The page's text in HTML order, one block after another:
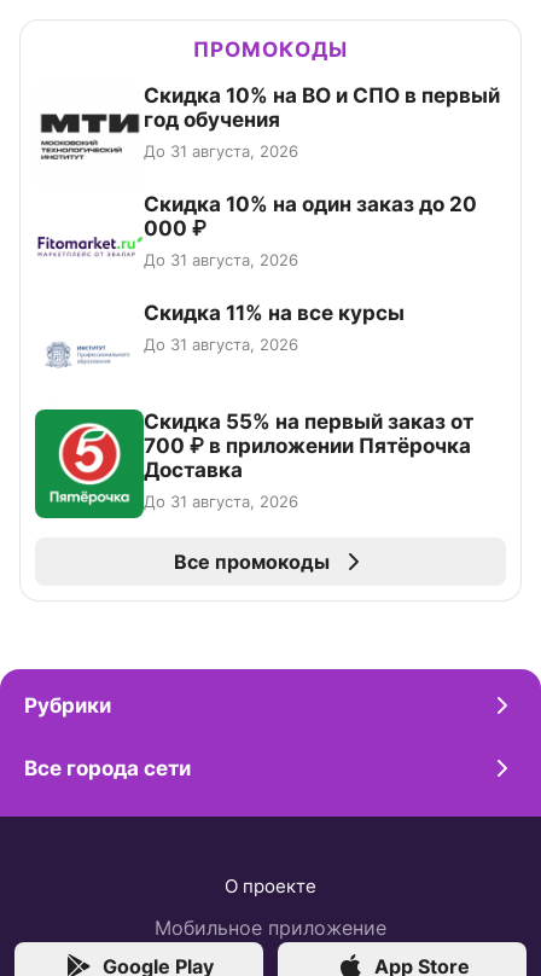
ПРОМОКОДЫ
Скидка 10% на ВО и СПО в первый
год обучения
До 31 августа, 2026
Скидка 10% на один заказ до 20
000 ₽
До 31 августа, 2026
Скидка 11% на все курсы
До 31 августа, 2026
Скидка 55% на первый заказ от
700 ₽ в приложении Пятёрочка
Доставка
До 31 августа, 2026
Все промокоды
Рубрики
Все города сети
О проекте
Мобильное приложение
Google Play
App Store